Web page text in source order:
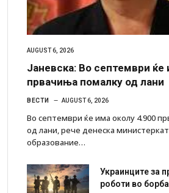
Јаневска: Во септември ќе
првачиња помалку од лани
ВЕСТИ
Во септември ќе има околу 4.900
од лани, рече денеска
образование…
роботи во
зад руските